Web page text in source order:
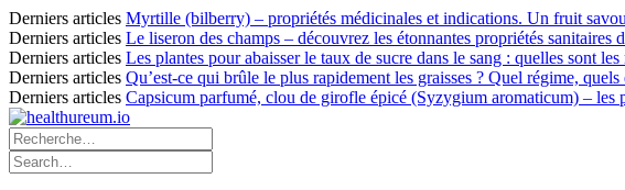
Derniers articles Myrtille (bilberry) – propriétés médicinales et indications. Un fruit
Derniers articles Le liseron des champs – découvrez les étonnantes propriétés sanitaires
Derniers articles Les plantes pour abaisser le taux de sucre dans le sang : quelles sont
Derniers articles Qu’est-ce qui brûle le plus rapidement les graisses ? Quel régime,
Derniers articles Capsicum parfumé, clou de girofle épicé (Syzygium aromaticum) – les